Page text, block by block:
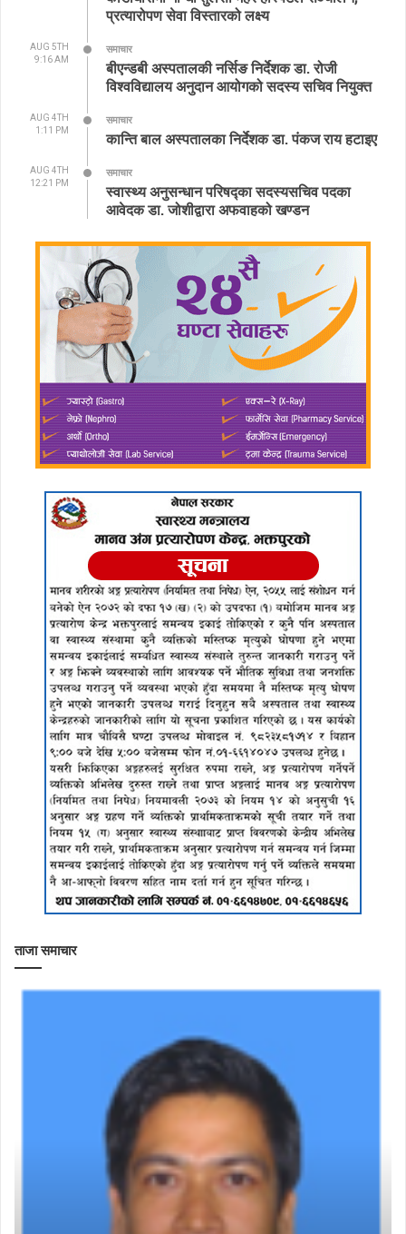
प्रत्यारोपण सेवा विस्तारको लक्ष्य
AUG 5TH
9:16 AM
समाचार
बीएन्डबी अस्पतालकी नर्सिङ निर्देशक डा. रोजी
विश्वविद्यालय अनुदान आयोगको सदस्य सचिव नियुक्त
AUG 4TH
1:11 PM
समाचार
कान्ति बाल अस्पतालका निर्देशक डा. पंकज राय हटाइए
AUG 4TH
12:21 PM
समाचार
स्वास्थ्य अनुसन्धान परिषद्का सदस्यसचिव पदका
आवेदक डा. जोशीद्वारा अफवाहको खण्डन
ताजा समाचार